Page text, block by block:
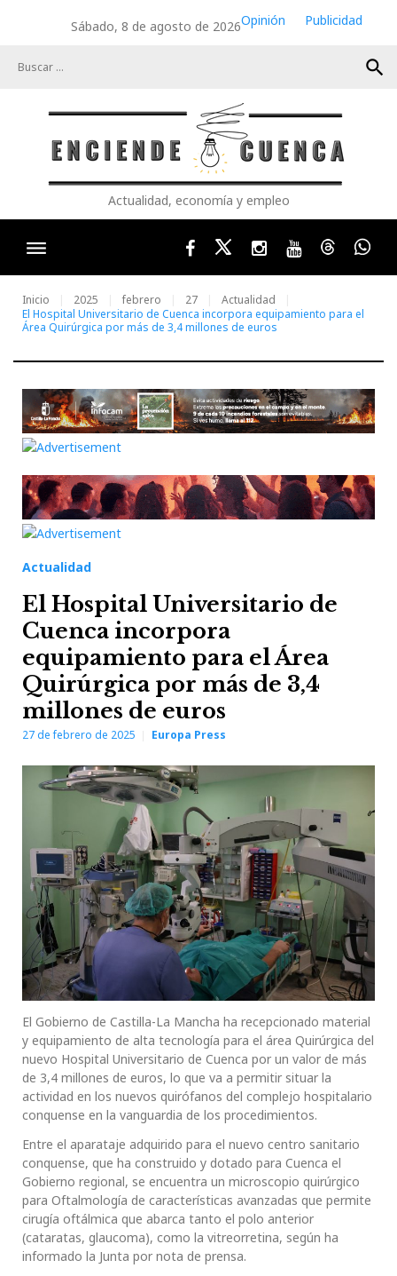
Sábado, 8 de agosto de 2026Opinión
Publicidad
search
Actualidad, economía y empleo
FacebookTwitterInstagram
YoutubeThreads
Inicio 2025 febrero 27
Actualidad
El Hospital Universitario de Cuenca incorpora equipamiento para el
Área Quirúrgica por más de 3,4 millones de euros
Actualidad
El Hospital Universitario de
Cuenca incorpora
equipamiento para el Área
Quirúrgica por más de 3,4
millones de euros
27 de febrero de 2025 Europa Press
El Gobierno de Castilla-La Mancha ha recepcionado material
y equipamiento de alta tecnología para el área Quirúrgica del
nuevo Hospital Universitario de Cuenca por un valor de más
de 3,4 millones de euros, lo que va a permitir situar la
actividad en los nuevos quirófanos del complejo hospitalario
conquense en la vanguardia de los procedimientos.
Entre el aparataje adquirido para el nuevo centro sanitario
conquense, que ha construido y dotado para Cuenca el
Gobierno regional, se encuentra un microscopio quirúrgico
para Oftalmología de características avanzadas que permite
cirugía oftálmica que abarca tanto el polo anterior
(cataratas, glaucoma), como la vitreorretina, según ha
informado la Junta por nota de prensa.